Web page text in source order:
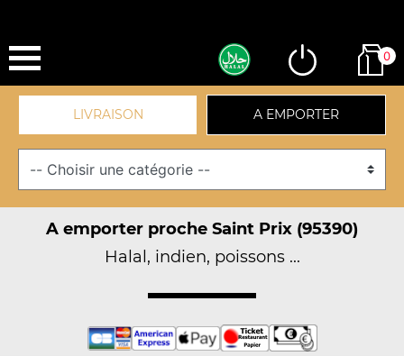
0
LIVRAISON A EMPORTER
A emporter proche Saint Prix (95390)
Halal, indien, poissons ...